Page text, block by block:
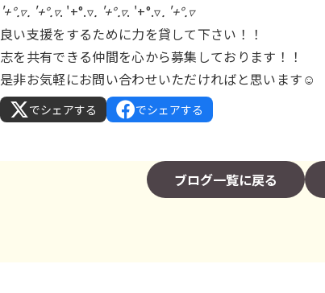
'+°.▿. '+°.▿. '+°.▿. '+°.▿. '+°.▿. '+°.▿
良い支援をするために力を貸して下さい！！
志を共有できる仲間を心から募集しております！！
是非お気軽にお問い合わせいただければと思います☺
でシェアする でシェアする
ブログ一覧に戻る